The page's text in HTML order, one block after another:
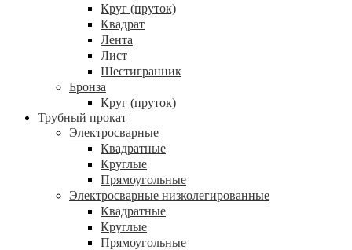
Круг (пруток)
Квадрат
Лента
Лист
Шестигранник
Бронза
Круг (пруток)
Трубный прокат
Электросварные
Квадратные
Круглые
Прямоугольные
Электросварные низколегированные
Квадратные
Круглые
Прямоугольные